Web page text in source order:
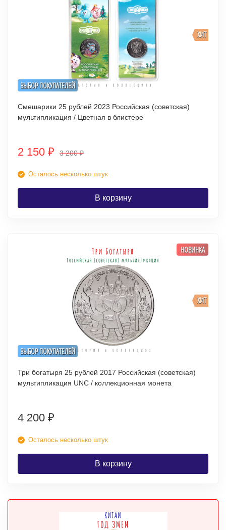
ВЫБОР ПОКУПАТЕЛЕЙ
ХИТ
Смешарики 25 рублей 2023 Российская (советская)
мультипликация / Цветная в блистере
2 150 ₽ 3 200₽
Осталось несколько штук
В корзину
ВЫБОР ПОКУПАТЕЛЕЙ
ХИТ
НОВИНКА
Три богатыря 25 рублей 2017 Российская (советская)
мультипликация UNC / коллекционная монета
4 200 ₽
Осталось несколько штук
В корзину